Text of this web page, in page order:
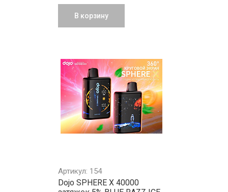
В корзину
Артикул: 154
Dojo SPHERE X 40000